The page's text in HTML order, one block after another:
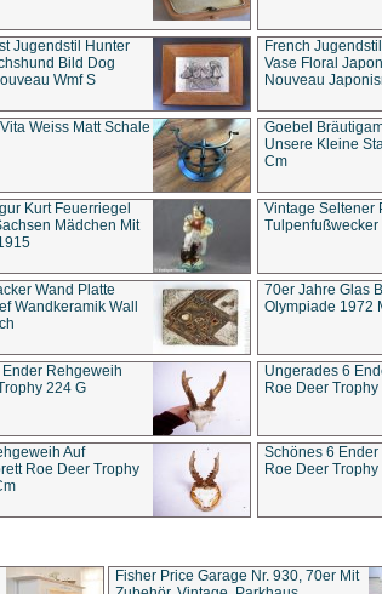
Jugendstil Hunter
Bild Dog
Wmf S
French
Vase Floral
Nouveau
Weiss Matt Schale
Goebel
Unsere Kleine
Cm
Kurt Feuerriegel
Mädchen Mit
Vintage Seltener
Tulpenfußwecker
Wand Platte
Wandkeramik Wall
70er Jahre Glas
Olympiade 1972
Rehgeweih
224 G
Ungerades 6
Roe Deer Trophy
Auf
Roe Deer Trophy
Schönes 6
Roe Deer Trophy
Fisher Price Garage Nr. 930, 70er Mit